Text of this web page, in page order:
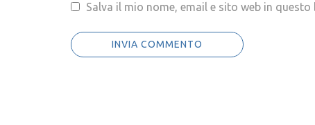
Salva il mio nome, email e sito web in